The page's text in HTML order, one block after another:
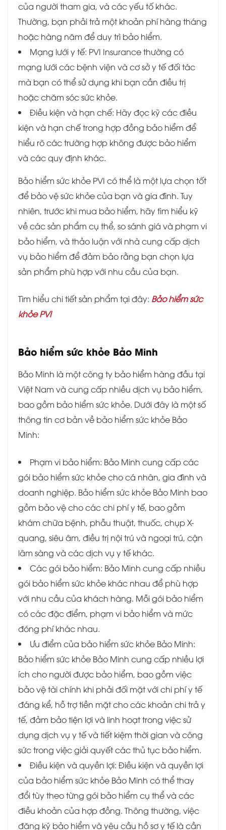
của người tham gia, và các yếu tố khác.
Thường, bạn phải trả một khoản phí hàng tháng
hoặc hàng năm để duy trì bảo hiểm.
Mạng lưới y tế: PVI Insurance thường có
mạng lưới các bệnh viện và cơ sở y tế đối tác
mà bạn có thể sử dụng khi bạn cần điều trị
hoặc chăm sóc sức khỏe.
Điều kiện và hạn chế: Hãy đọc kỹ các điều
kiện và hạn chế trong hợp đồng bảo hiểm để
hiểu rõ các trường hợp không được bảo hiểm
và các quy định khác.
Bảo hiểm sức khỏe PVI có thể là một lựa chọn tốt
để bảo vệ sức khỏe của bạn và gia đình. Tuy
nhiên, trước khi mua bảo hiểm, hãy tìm hiểu kỹ
về các sản phẩm cụ thể, so sánh giá và phạm vi
bảo hiểm, và thảo luận với nhà cung cấp dịch
vụ bảo hiểm để đảm bảo rằng bạn chọn lựa
sản phẩm phù hợp với nhu cầu của bạn.
Tìm hiểu chi tiết sản phẩm tại đây: Bảo hiểm sức
khỏe PVI
Bảo hiểm sức khỏe Bảo Minh
Bảo Minh là một công ty bảo hiểm hàng đầu tại
Việt Nam và cung cấp nhiều dịch vụ bảo hiểm,
bao gồm bảo hiểm sức khỏe. Dưới đây là một số
thông tin cơ bản về bảo hiểm sức khỏe Bảo
Minh:
Phạm vi bảo hiểm: Bảo Minh cung cấp các
gói bảo hiểm sức khỏe cho cá nhân, gia đình và
doanh nghiệp. Bảo hiểm sức khỏe Bảo Minh bao
gồm bảo vệ cho các chi phí y tế, bao gồm
khám chữa bệnh, phẫu thuật, thuốc, chụp X-
quang, siêu âm, điều trị nội trú và ngoại trú, cận
lâm sàng và các dịch vụ y tế khác.
Các gói bảo hiểm: Bảo Minh cung cấp nhiều
gói bảo hiểm sức khỏe khác nhau để phù hợp
với nhu cầu của khách hàng. Mỗi gói bảo hiểm
có các đặc điểm, phạm vi bảo hiểm và mức
đóng phí khác nhau.
Ưu điểm của bảo hiểm sức khỏe Bảo Minh:
Bảo hiểm sức khỏe Bảo Minh cung cấp nhiều lợi
ích cho người được bảo hiểm, bao gồm việc
bảo vệ tài chính khi phải đối mặt với chi phí y tế
đáng kể, hỗ trợ tiền mặt cho các khoản chi trả y
tế, đảm bảo tiện lợi và linh hoạt trong việc sử
dụng dịch vụ y tế và tiết kiệm thời gian và công
sức trong việc giải quyết các thủ tục bảo hiểm.
Điều kiện và quyền lợi: Điều kiện và quyền lợi
của bảo hiểm sức khỏe Bảo Minh có thể thay
đổi tùy theo từng gói bảo hiểm cụ thể và các
điều khoản của hợp đồng. Thông thường, việc
đăng ký bảo hiểm và yêu cầu hồ sơ y tế là cần